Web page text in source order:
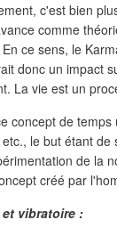
c'est bien
comme
ce sens, le
donc un impact
La vie est un
concept de
le but étant de
de la
créé par
vibratoire :